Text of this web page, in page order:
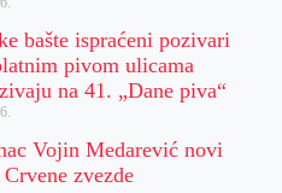
bašte ispraćeni pozivari
pivom ulicama
na 41. „Dane piva“
Vojin Medarević novi
zvezde